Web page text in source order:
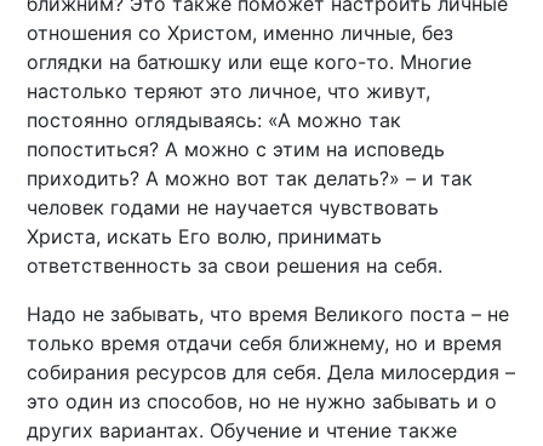
отношения со Христом, именно личные, без
оглядки на батюшку или еще кого-то. Многие
настолько теряют это личное, что живут,
постоянно оглядываясь: «А можно так
попоститься? А можно с этим на исповедь
приходить? А можно вот так делать?» – и так
человек годами не научается чувствовать
Христа, искать Его волю, принимать
ответственность за свои решения на себя.
Надо не забывать, что время Великого поста – не
только время отдачи себя ближнему, но и время
собирания ресурсов для себя. Дела милосердия –
это один из способов, но не нужно забывать и о
других вариантах. Обучение и чтение также